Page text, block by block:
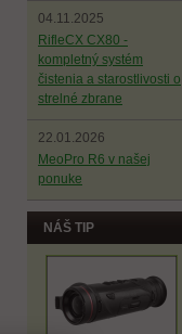
04.11.2025
RifleCX CX80 -
kompletný systém
čistenia a starostlivosti o
strelné zbrane
22.01.2026
MeoPro R6 v našej
ponuke
NÁŠ TIP